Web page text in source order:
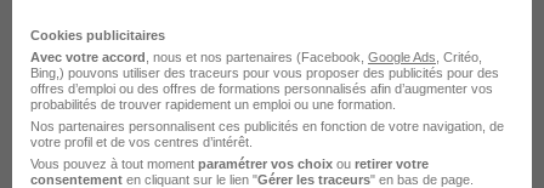
Orléans - 45
Voir l’offre
il y a 14 jours
Cookies publicitaires
Avec votre accord , nous et nos partenaires (Facebook, Google Ads , Critéo,
Bing,) pouvons utiliser des traceurs pour vous proposer des publicités pour des
offres d’emploi ou des offres de formations personnalisés afin d’augmenter vos
probabilités de trouver rapidement un emploi ou une formation.
Nos partenaires personnalisent ces publicités en fonction de votre navigation, de
votre profil et de vos centres d’intérêt.
Vous pouvez à tout moment paramétrer vos choix ou retirer votre
consentement en cliquant sur le lien "Gérer les traceurs" en bas de page.